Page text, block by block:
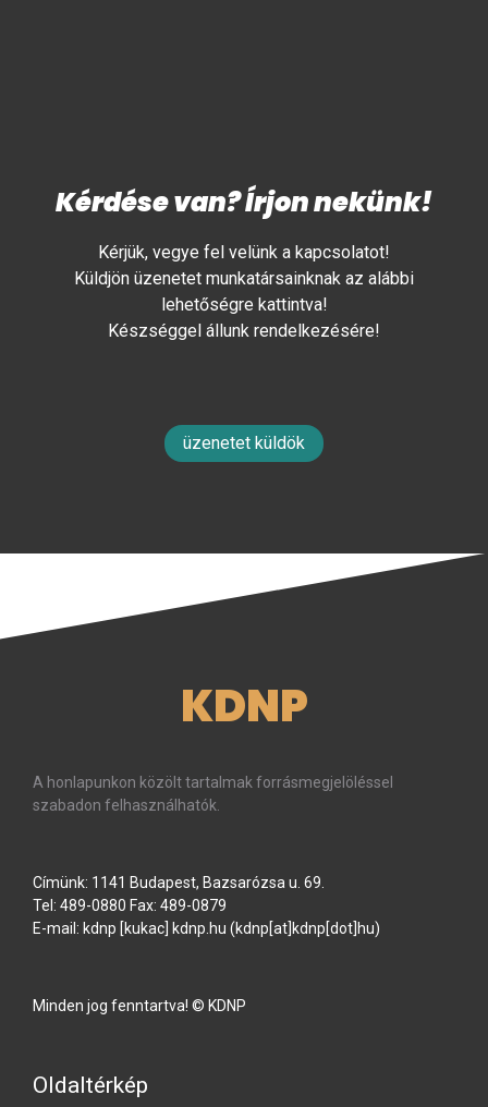
Kérdése van? Írjon nekünk!
Kérjük, vegye fel velünk a kapcsolatot!
Küldjön üzenetet munkatársainknak az alábbi
lehetőségre kattintva!
Készséggel állunk rendelkezésére!
üzenetet küldök
KDNP
A honlapunkon közölt tartalmak forrásmegjelöléssel
szabadon felhasználhatók.
Címünk: 1141 Budapest, Bazsarózsa u. 69.
Tel: 489-0880 Fax: 489-0879
E-mail: kdnp [kukac] kdnp hu (kdnp[at]kdnp[dot]hu)
Minden jog fenntartva! © KDNP
Oldaltérkép